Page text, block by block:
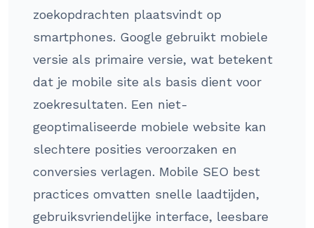
zoekopdrachten plaatsvindt op
smartphones. Google gebruikt mobiele
versie als primaire versie, wat betekent
dat je mobile site als basis dient voor
zoekresultaten. Een niet-
geoptimaliseerde mobiele website kan
slechtere posities veroorzaken en
conversies verlagen. Mobile SEO best
practices omvatten snelle laadtijden,
gebruiksvriendelijke interface, leesbare